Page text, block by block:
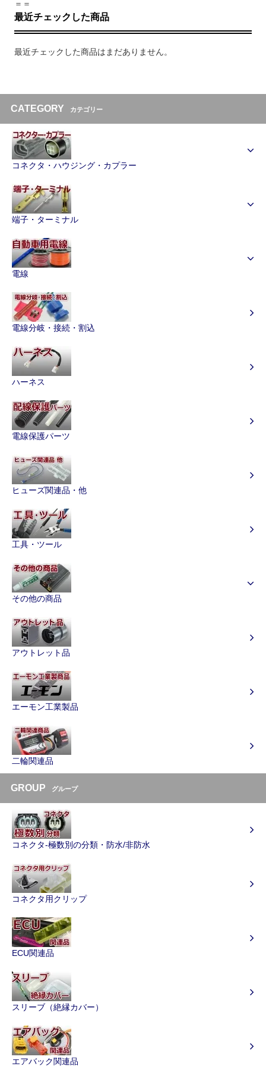
＝＝
最近チェックした商品
最近チェックした商品はまだありません。
CATEGORY カテゴリー
コネクタ・ハウジング・カプラー
端子・ターミナル
電線
電線分岐・接続・割込
ハーネス
電線保護パーツ
ヒューズ関連品・他
工具・ツール
その他の商品
アウトレット品
エーモン工業製品
二輪関連品
GROUP グループ
コネクタ-極数別の分類・防水/非防水
コネクタ用クリップ
ECU関連品
スリーブ（絶縁カバー）
エアバック関連品